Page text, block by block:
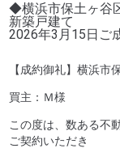
◆横浜市保土ヶ谷
新築戸建て
2026年3月15日ご
【成約御礼】横浜市
買主：Ｍ様
この度は、数ある不
ご契約いただき